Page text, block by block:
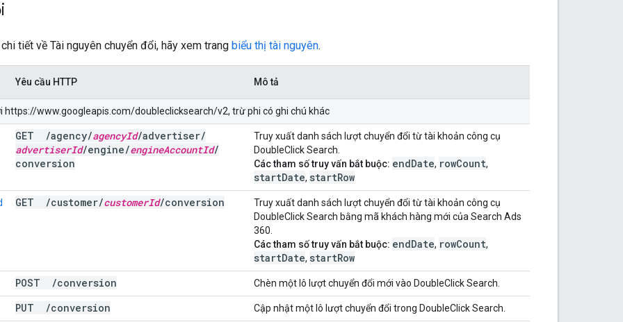
chi tiết về Tài nguyên chuyển đổi, hãy xem trang biểu thị tài nguyên.
Yêu cầu HTTP Mô tả
https://www.googleapis.com/doubleclicksearch/v2, trừ phi có ghi chú khác
GET /agency/agencyId/advertiser/
advertiserId/engine/engineAccountId/
conversion
Truy xuất danh sách lượt chuyển đổi từ tài khoản công cụ
DoubleClick Search.
Các tham số truy vấn bắt buộc: endDate, rowCount,
startDate, startRow
GET /customer/customerId/conversion
Truy xuất danh sách lượt chuyển đổi từ tài khoản công cụ
DoubleClick Search bằng mã khách hàng mới của Search Ads
360.
Các tham số truy vấn bắt buộc: endDate, rowCount,
startDate, startRow
POST /conversion Chèn một lô lượt chuyển đổi mới vào DoubleClick Search.
PUT /conversion Cập nhật một lô lượt chuyển đổi trong DoubleClick Search.